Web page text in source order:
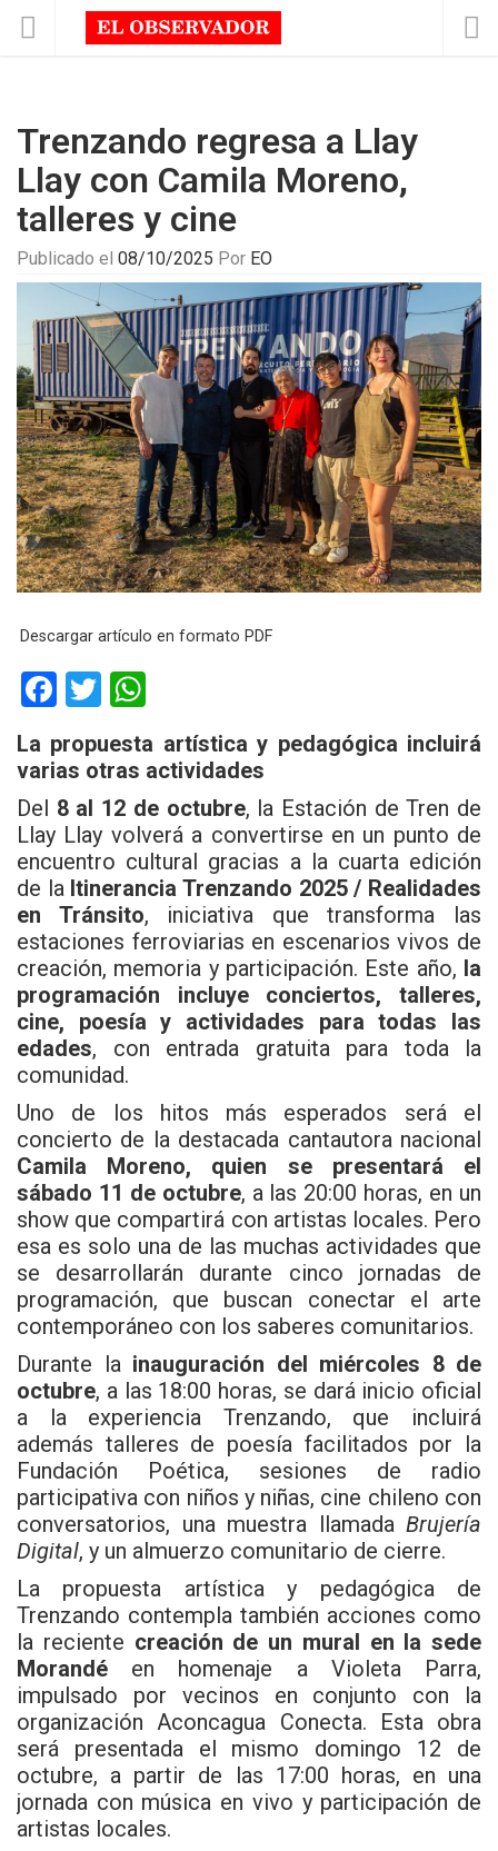
Trenzando regresa a Llay
Llay con Camila Moreno,
talleres y cine
Publicado el 08/10/2025 Por EO
Descargar artículo en formato PDF
F
ce
b
o
o
k
T
tt
er
at
s
A
p
p
La propuesta artística y pedagógica incluirá
varias otras actividades
Del 8 al 12 de octubre, la Estación de Tren de
Llay Llay volverá a convertirse en un punto de
encuentro cultural gracias a la cuarta edición
de la Itinerancia Trenzando 2025 / Realidades
en Tránsito, iniciativa que transforma las
estaciones ferroviarias en escenarios vivos de
creación, memoria y participación. Este año, la
programación incluye conciertos, talleres,
cine, poesía y actividades para todas las
edades, con entrada gratuita para toda la
comunidad.
Uno de los hitos más esperados será el
concierto de la destacada cantautora nacional
Camila Moreno, quien se presentará el
sábado 11 de octubre, a las 20:00 horas, en un
show que compartirá con artistas locales. Pero
esa es solo una de las muchas actividades que
se desarrollarán durante cinco jornadas de
programación, que buscan conectar el arte
contemporáneo con los saberes comunitarios.
Durante la inauguración del miércoles 8 de
octubre, a las 18:00 horas, se dará inicio oficial
a la experiencia Trenzando, que incluirá
además talleres de poesía facilitados por la
Fundación Poética, sesiones de radio
participativa con niños y niñas, cine chileno con
conversatorios, una muestra llamada Brujería
Digital, y un almuerzo comunitario de cierre.
La propuesta artística y pedagógica de
Trenzando contempla también acciones como
la reciente creación de un mural en la sede
Morandé en homenaje a Violeta Parra,
impulsado por vecinos en conjunto con la
organización Aconcagua Conecta. Esta obra
será presentada el mismo domingo 12 de
octubre, a partir de las 17:00 horas, en una
jornada con música en vivo y participación de
artistas locales.